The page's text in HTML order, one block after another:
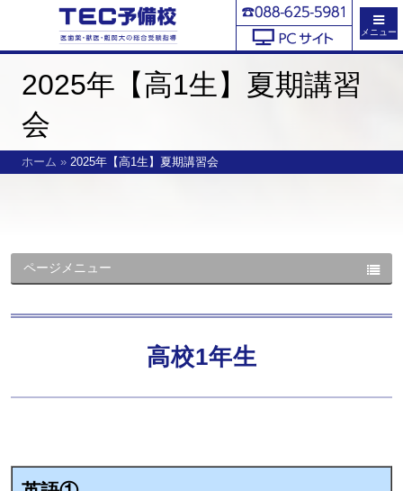
メニュー
2025年【高1生】夏期講習
会
ホーム » 2025年【高1生】夏期講習会
ページメニュー
高校1年生